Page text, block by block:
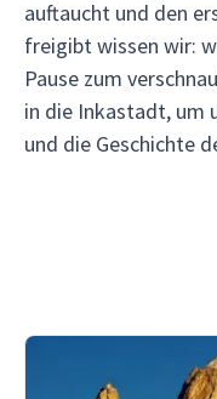
auftaucht und den
freigibt wissen wir:
Pause zum
in die Inkastadt, um
und die Geschichte